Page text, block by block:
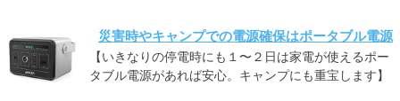
災害時やキャンプでの電源確保はポータブル電源
【いきなりの停電時にも１〜２日は家電が使えるポー
タブル電源があれば安心。キャンプにも重宝します】